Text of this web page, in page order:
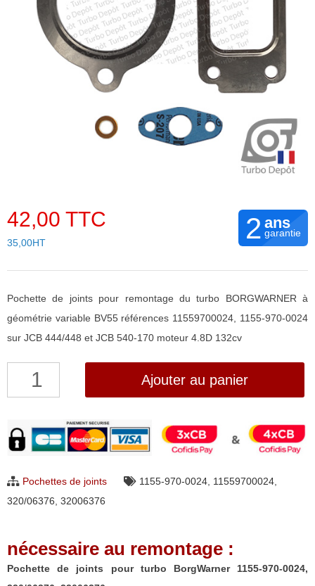
42,00 TTC
35,00HT 2 ans
garantie
Pochette de joints pour remontage du turbo BORGWARNER à
géométrie variable BV55 références 11559700024, 1155-970-0024
sur JCB 444/448 et JCB 540-170 moteur 4.8D 132cv
quantité
de
joints
turbo
BorgWarner
970-
0024,
Ajouter au panier
Pochettes de joints 1155-970-0024, 11559700024,
320/06376, 32006376
nécessaire au remontage :
Pochette de joints pour turbo BorgWarner 1155-970-0024,